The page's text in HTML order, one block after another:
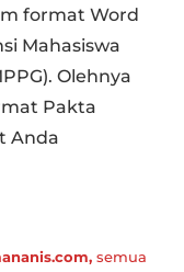
format Word
Mahasiswa
Olehnya
Pakta
Anda
semua